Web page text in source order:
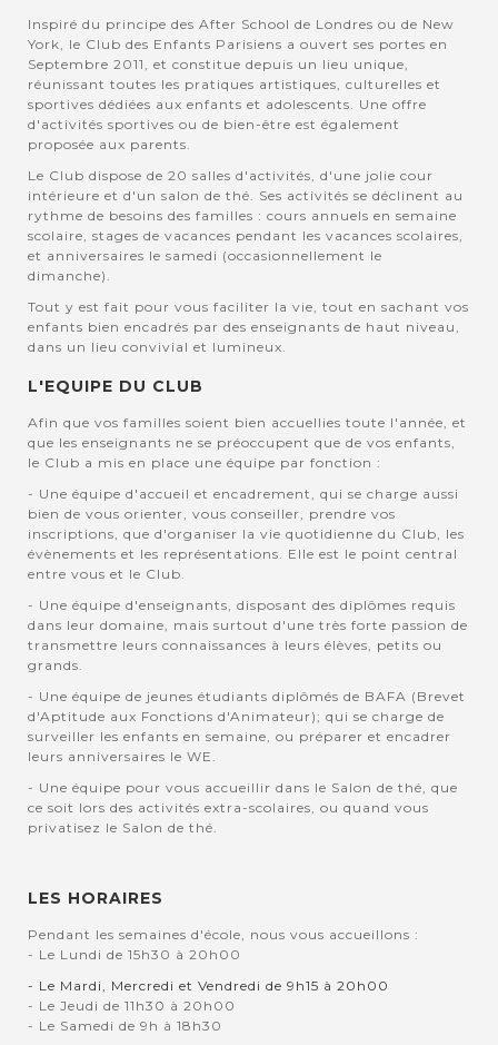
Inspiré du principe des After School de Londres ou de New
York, le Club des Enfants Parisiens a ouvert ses portes en
Septembre 2011, et constitue depuis un lieu unique,
réunissant toutes les pratiques artistiques, culturelles et
sportives dédiées aux enfants et adolescents. Une offre
d'activités sportives ou de bien-être est également
proposée aux parents.
Le Club dispose de 20 salles d'activités, d'une jolie cour
intérieure et d'un salon de thé. Ses activités se déclinent au
rythme de besoins des familles : cours annuels en semaine
scolaire, stages de vacances pendant les vacances scolaires,
et anniversaires le samedi (occasionnellement le
dimanche).
Tout y est fait pour vous faciliter la vie, tout en sachant vos
enfants bien encadrés par des enseignants de haut niveau,
dans un lieu convivial et lumineux.
L'EQUIPE DU CLUB
Afin que vos familles soient bien accuellies toute l'année, et
que les enseignants ne se préoccupent que de vos enfants,
le Club a mis en place une équipe par fonction :
- Une équipe d'accueil et encadrement, qui se charge aussi
bien de vous orienter, vous conseiller, prendre vos
inscriptions, que d'organiser la vie quotidienne du Club, les
évènements et les représentations. Elle est le point central
entre vous et le Club.
- Une équipe d'enseignants, disposant des diplômes requis
dans leur domaine, mais surtout d'une très forte passion de
transmettre leurs connaissances à leurs élèves, petits ou
grands.
- Une équipe de jeunes étudiants diplômés de BAFA (Brevet
d'Aptitude aux Fonctions d'Animateur); qui se charge de
surveiller les enfants en semaine, ou préparer et encadrer
leurs anniversaires le WE.
- Une équipe pour vous accueillir dans le Salon de thé, que
ce soit lors des activités extra-scolaires, ou quand vous
privatisez le Salon de thé.
LES HORAIRES
Pendant les semaines d'école, nous vous accueillons :
- Le Lundi de 15h30 à 20h00
- Le Mardi, Mercredi et Vendredi de 9h15 à 20h00
- Le Jeudi de 11h30 à 20h00
- Le Samedi de 9h à 18h30